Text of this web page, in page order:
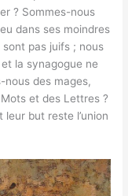
? Sommes-nous
dans ses moindres
sont pas juifs ; nous
la synagogue ne
nous des mages,
et des Lettres ?
but reste l’union